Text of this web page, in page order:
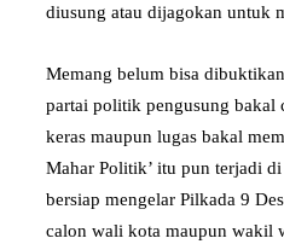
diusung atau dijagokan untuk
Memang belum bisa
partai politik pengusung bakal
keras maupun lugas bakal
Mahar Politik’ itu pun terjadi
bersiap mengelar Pilkada 9
calon wali kota maupun wakil